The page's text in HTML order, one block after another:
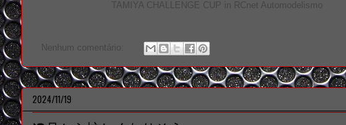
TAMIYA CHALLENGE CUP in RCnet Automodelismo
Nenhum comentário:
2024/11/19